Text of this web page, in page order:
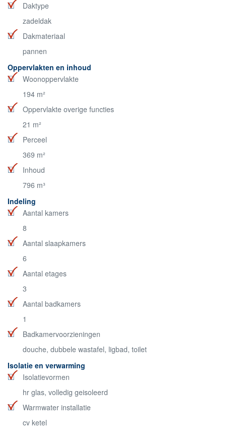
Daktype
zadeldak
Dakmateriaal
pannen
Oppervlakten en inhoud
Woonoppervlakte
194 m²
Oppervlakte overige functies
21 m²
Perceel
369 m²
Inhoud
796 m³
Indeling
Aantal kamers
8
Aantal slaapkamers
6
Aantal etages
3
Aantal badkamers
1
Badkamervoorzieningen
douche, dubbele wastafel, ligbad, toilet
Isolatie en verwarming
Isolatievormen
hr glas, volledig geisoleerd
Warmwater installatie
cv ketel